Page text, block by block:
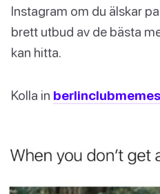
Instagram om du älskar
brett utbud av de bästa
kan hitta.
Kolla in berlinclubmemes